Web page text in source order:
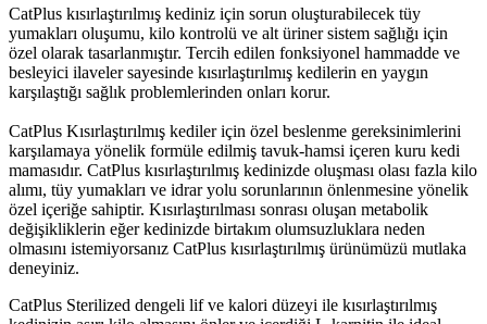
CatPlus kısırlaştırılmış kediniz için sorun oluşturabilecek tüy
yumakları oluşumu, kilo kontrolü ve alt üriner sistem sağlığı için
özel olarak tasarlanmıştır. Tercih edilen fonksiyonel hammadde ve
besleyici ilaveler sayesinde kısırlaştırılmış kedilerin en yaygın
karşılaştığı sağlık problemlerinden onları korur.
CatPlus Kısırlaştırılmış kediler için özel beslenme gereksinimlerini
karşılamaya yönelik formüle edilmiş tavuk-hamsi içeren kuru kedi
mamasıdır. CatPlus kısırlaştırılmış kedinizde oluşması olası fazla kilo
alımı, tüy yumakları ve idrar yolu sorunlarının önlenmesine yönelik
özel içeriğe sahiptir. Kısırlaştırılması sonrası oluşan metabolik
değişikliklerin eğer kedinizde birtakım olumsuzluklara neden
olmasını istemiyorsanız CatPlus kısırlaştırılmış ürünümüzü mutlaka
deneyiniz.
CatPlus Sterilized dengeli lif ve kalori düzeyi ile kısırlaştırılmış